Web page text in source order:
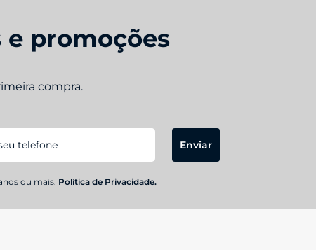
e promoções
compra.
Enviar
ou mais. Política de Privacidade.